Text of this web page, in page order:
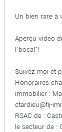
Un bien rare à
Aperçu vidéo
l'bocal"!
Suivez moi et
Honoraires
immobilier :
ctardieu@fij-
RSAC de :
le secteur de :